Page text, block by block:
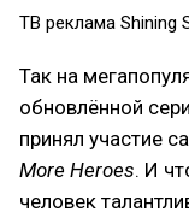
ТВ реклама Shining
Так на
обновлённой
принял участие
More Heroes. И
человек